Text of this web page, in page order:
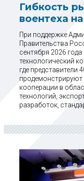
Гибкость
воентеха
При поддержке
Правительства
сентября 2026
технологический
где представители
кооперации в
технологий,
разработок,